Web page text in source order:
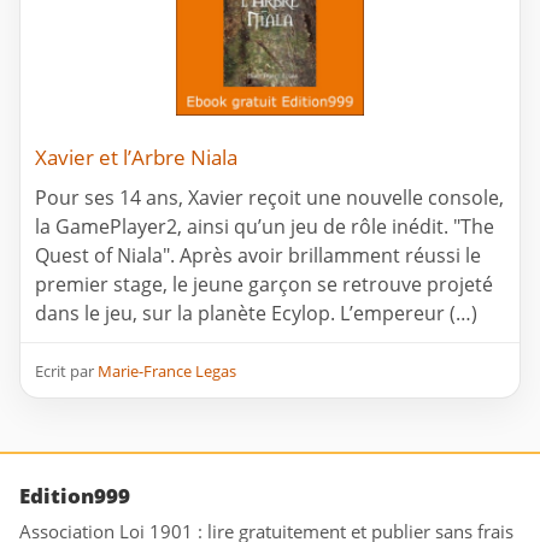
Xavier et l’Arbre Niala
Pour ses 14 ans, Xavier reçoit une nouvelle console,
la GamePlayer2, ainsi qu’un jeu de rôle inédit. "The
Quest of Niala". Après avoir brillamment réussi le
premier stage, le jeune garçon se retrouve projeté
dans le jeu, sur la planète Ecylop. L’empereur (…)
Ecrit par Marie-France Legas
Edition999
Association Loi 1901 : lire gratuitement et publier sans frais